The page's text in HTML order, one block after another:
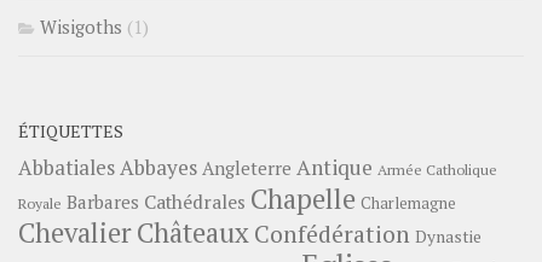
Wisigoths (1)
ÉTIQUETTES
AbbatialesAbbayes Angleterre Antique Armée Catholique
Royale Barbares Cathédrales Chapelle Charlemagne
ChevalierChâteauxConfédération Dynastie